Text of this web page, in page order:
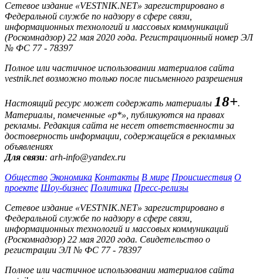
Сетевое издание «VESTNIK.NET» зарегистрировано в
Федеральной службе по надзору в сфере связи,
информационных технологий и массовых коммуникаций
(Роскомнадзор) 22 мая 2020 года. Регистрационный номер ЭЛ
№ ФС 77 - 78397
Полное или частичное использовании материалов сайта
vestnik.net возможно только после письменного разрешения
Настоящий ресурс может содержать материалы 18+.
Материалы, помеченные «р*», публикуются на правах
рекламы. Редакция сайта не несет ответственности за
достоверность информации, содержащейся в рекламных
объявлениях
Для связи: arh-info@yandex.ru
Общество Экономика Контакты В мире Происшествия О
проекте Шоу-бизнес Политика Пресс-релизы
Сетевое издание «VESTNIK.NET» зарегистрировано в
Федеральной службе по надзору в сфере связи,
информационных технологий и массовых коммуникаций
(Роскомнадзор) 22 мая 2020 года. Свидетельство о
регистрации ЭЛ № ФС 77 - 78397
Полное или частичное использовании материалов сайта